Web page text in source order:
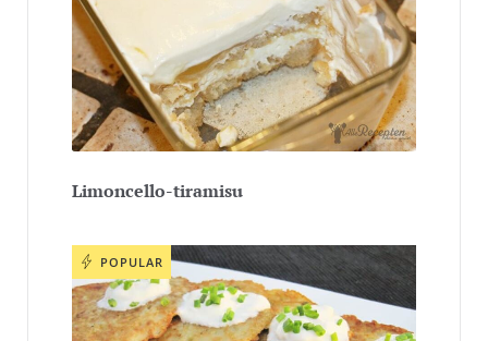
Limoncello-tiramisu
POPULAR